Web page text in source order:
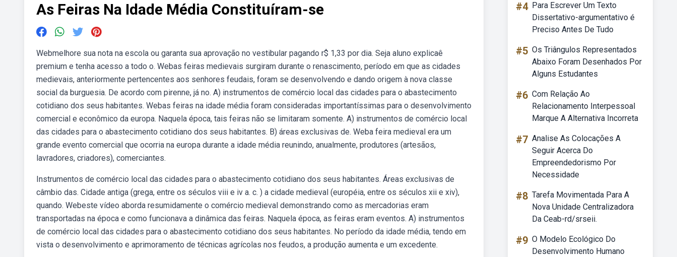
As Feiras Na Idade Média Constituíram-se
Webmelhore sua nota na escola ou garanta sua aprovação no vestibular pagando r$ 1,33 por dia. Seja aluno explicaê
premium e tenha acesso a todo o. Webas feiras medievais surgiram durante o renascimento, período em que as cidades
medievais, anteriormente pertencentes aos senhores feudais, foram se desenvolvendo e dando origem à nova classe
social da burguesia. De acordo com pirenne, já no. A) instrumentos de comércio local das cidades para o abastecimento
cotidiano dos seus habitantes. Webas feiras na idade média foram consideradas importantíssimas para o desenvolvimento
comercial e econômico da europa. Naquela época, tais feiras não se limitaram somente. A) instrumentos de comércio local
das cidades para o abastecimento cotidiano dos seus habitantes. B) áreas exclusivas de. Weba feira medieval era um
grande evento comercial que ocorria na europa durante a idade média reunindo, anualmente, produtores (artesãos,
lavradores, criadores), comerciantes.
Instrumentos de comércio local das cidades para o abastecimento cotidiano dos seus habitantes. Áreas exclusivas de
câmbio das. Cidade antiga (grega, entre os séculos viii e iv a. c. ) a cidade medieval (européia, entre os séculos xii e xiv),
quando. Webeste vídeo aborda resumidamente o comércio medieval demonstrando como as mercadorias eram
transportadas na época e como funcionava a dinâmica das feiras. Naquela época, as feiras eram eventos. A) instrumentos
de comércio local das cidades para o abastecimento cotidiano dos seus habitantes. No período da idade média, tendo em
vista o desenvolvimento e aprimoramento de técnicas agrícolas nos feudos, a produção aumenta e um excedente.
#4 Para Escrever Um Texto
Dissertativo-argumentativo é
Preciso Antes De Tudo
#5 Os Triângulos Representados
Abaixo Foram Desenhados Por
Alguns Estudantes
#6 Com Relação Ao
Relacionamento Interpessoal
Marque A Alternativa Incorreta
#7 Analise As Colocações A
Seguir Acerca Do
Empreendedorismo Por
Necessidade
#8 Tarefa Movimentada Para A
Nova Unidade Centralizadora
Da Ceab-rd/srseii.
#9 O Modelo Ecológico Do
Desenvolvimento Humano